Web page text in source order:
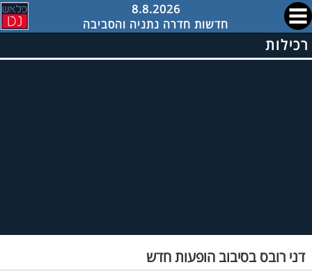
8.8.2026
חדשות חדרה נתניה והסביבה
רכילות
דני רובס בסיבוב הופעות חדש